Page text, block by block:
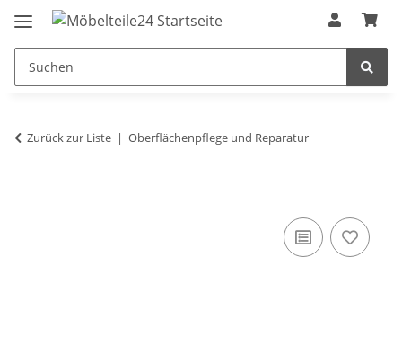
Zurück zur Liste Oberflächenpflege und Reparatur